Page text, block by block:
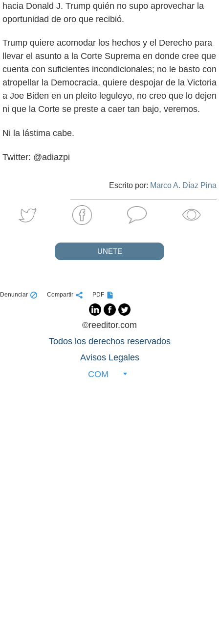
hacia Donald J. Trump quién no supo aprovechar la
oportunidad de oro que recibió.
Trump quiere acomodar los hechos y el Derecho para
llevar el asunto a la Corte Suprema en donde cree que
cuenta con suficientes incondicionales; no le basto con
atropellar la Democracia, quiere despojar de la Victoria
a Joe Biden en un pleito leguleyo, no creo que lo dejen
ni que la Corte se preste a caer tan bajo, veremos.
Ni la lástima cabe.
Twitter: @adiazpi
Escrito por: Marco A. Díaz Pina
UNETE
Denunciar Compartir PDF
©reeditor.com
Todos los derechos reservados
Avisos Legales